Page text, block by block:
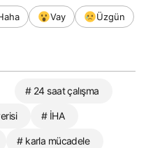
Vay
Üzgün
# 24 saat çalışma
# İHA
# karla mücadele